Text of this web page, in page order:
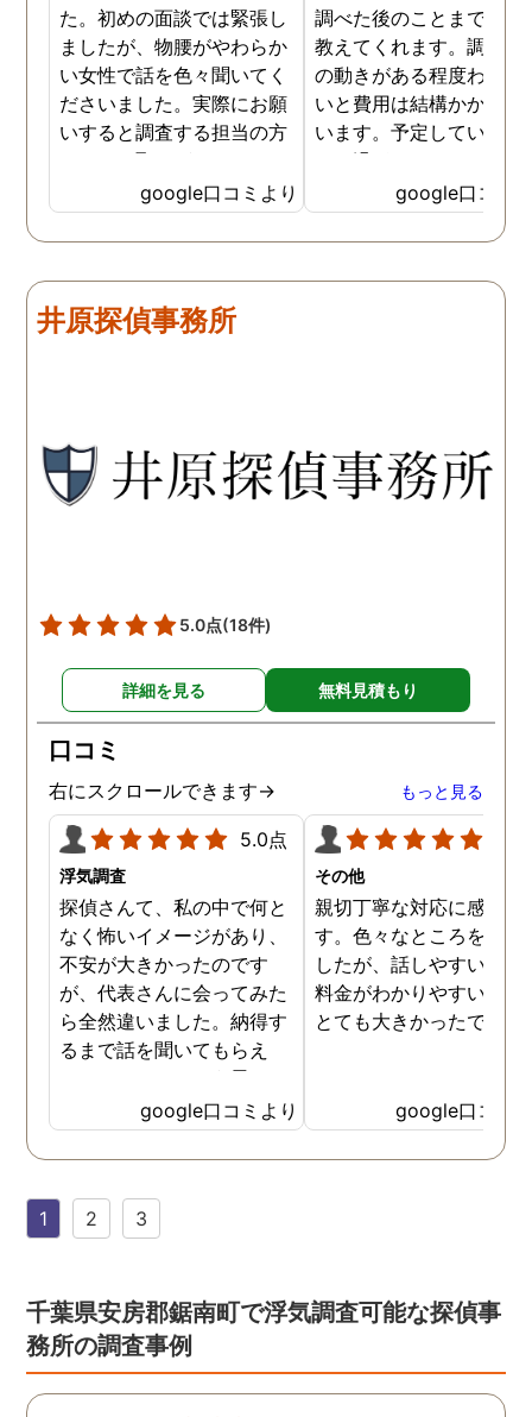
た。初めの面談では緊張し
ましたが、物腰がやわらか
い女性で話を色々聞いてく
ださいました。実際にお願
いすると調査する担当の方
とのやり取りがメインで、
色々不安や心配な事の共有
をしてくれました。探偵の
方に依頼となると丸投げで
が、二人三脚で協力しあい
ながら、進めて行った感じ
と思います。思い切ってお
願いして良かったです。 こ
の度はありがとうございま
google口コミより
調べた後のことまで詳し
教えてくれます。調査対
の動きがある程度わから
いと費用は結構かかると
います。予定していた時
より過ぎてしまいました
が、そのまま調査してい
だき、しっかり証拠取れ
した。あ、もちろん過ぎ
調査が終わって今後どう
とうございました。
google口コミ
井原探偵事務所
5.0点(18件)
詳細を見る 無料見積もり
口コミ
右にスクロールできます→ もっと見る
5.0点
浮気調査
探偵さんて、私の中で何と
なく怖いイメージがあり、
不安が大きかったのです
が、代表さんに会ってみた
ら全然違いました。納得す
るまで話を聞いてもらえ
て、ここならという思いで
依頼しました。代表さんが
私と一緒に戦ってくれてる
感じがして、心強かったで
現在離婚調停中です。弁護
google口コミより
その他
親切丁寧な対応に感謝し
す。色々なところを探し
したが、話しやすいこと
料金がわかりやすいこと
とても大きかったです。
google口コミ
1 2 3
千葉県安房郡鋸南町で浮気調査可能な探偵事
務所の調査事例